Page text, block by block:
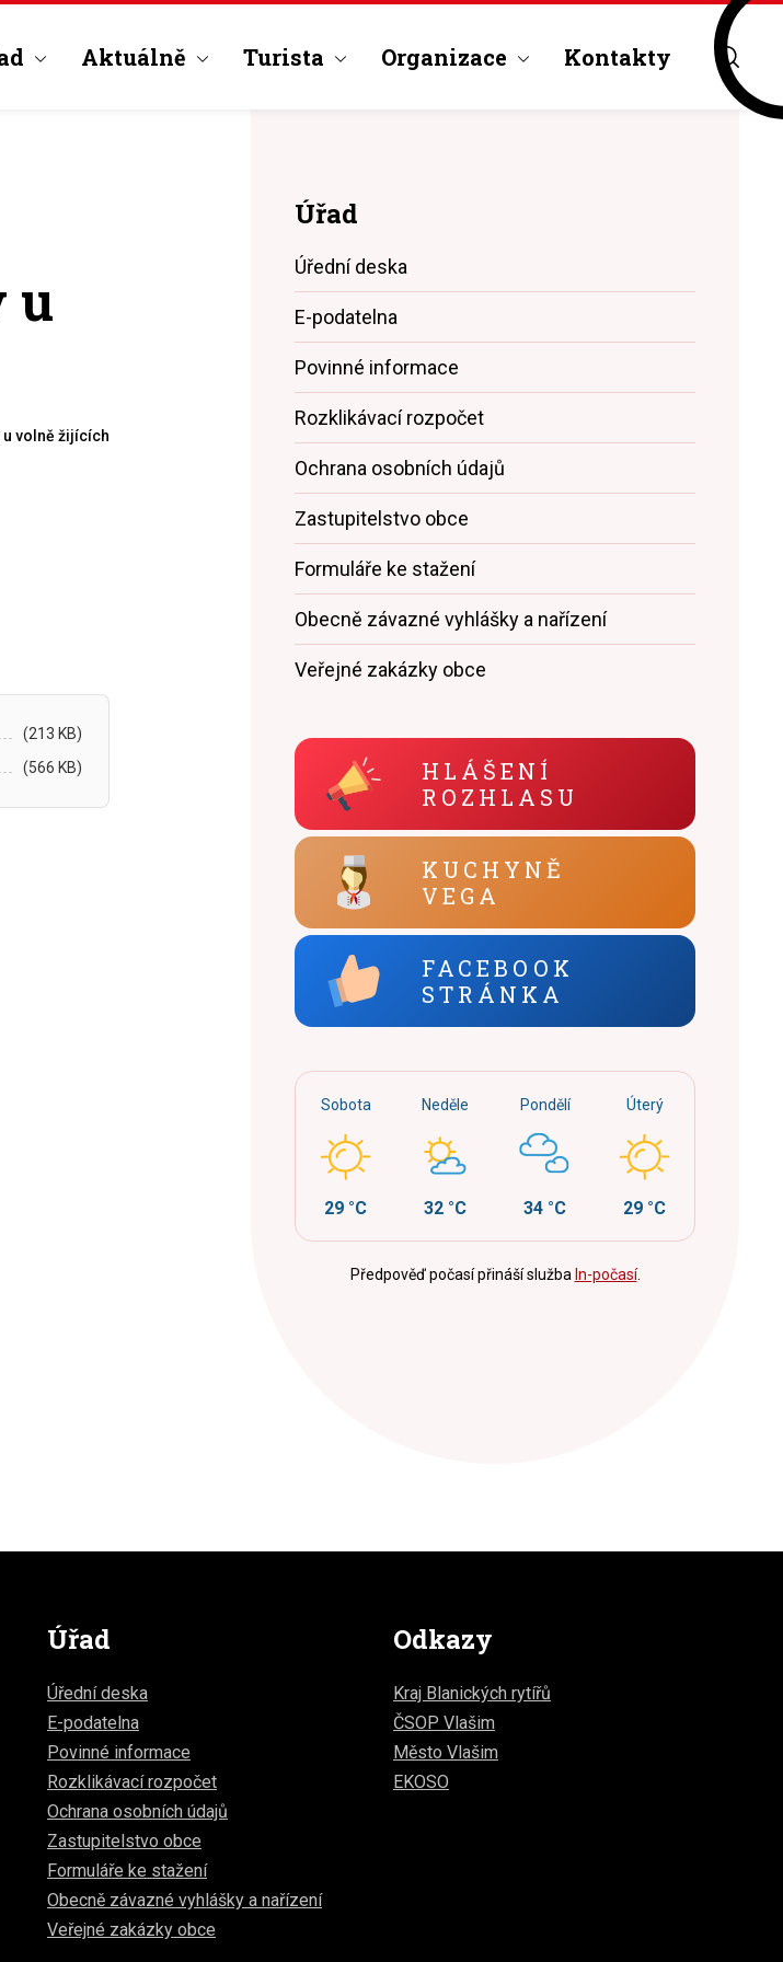
Aktuálně Turista Organizace Kontakty
u
volně žijících ptáků
(213 KB)
(566 KB)
Úřad
Úřední deska
E-podatelna
Povinné informace
Rozklikávací rozpočet
Ochrana osobních údajů
Zastupitelstvo obce
Formuláře ke stažení
Obecně závazné vyhlášky a nařízení
Veřejné zakázky obce
HLÁŠENÍ
ROZHLASU
KUCHYNĚ
VEGA
FACEBOOK
STRÁNKA
Sobota
29 °C
Neděle
32 °C
Pondělí
34 °C
Úterý
29 °C
Předpověď počasí přináší služba In-počasí.
Úřad
Úřední deska
E-podatelna
Povinné informace
Rozklikávací rozpočet
Ochrana osobních údajů
Zastupitelstvo obce
Formuláře ke stažení
Obecně závazné vyhlášky a nařízení
Veřejné zakázky obce
Odkazy
Kraj Blanických rytířů
ČSOP Vlašim
Město Vlašim
EKOSO